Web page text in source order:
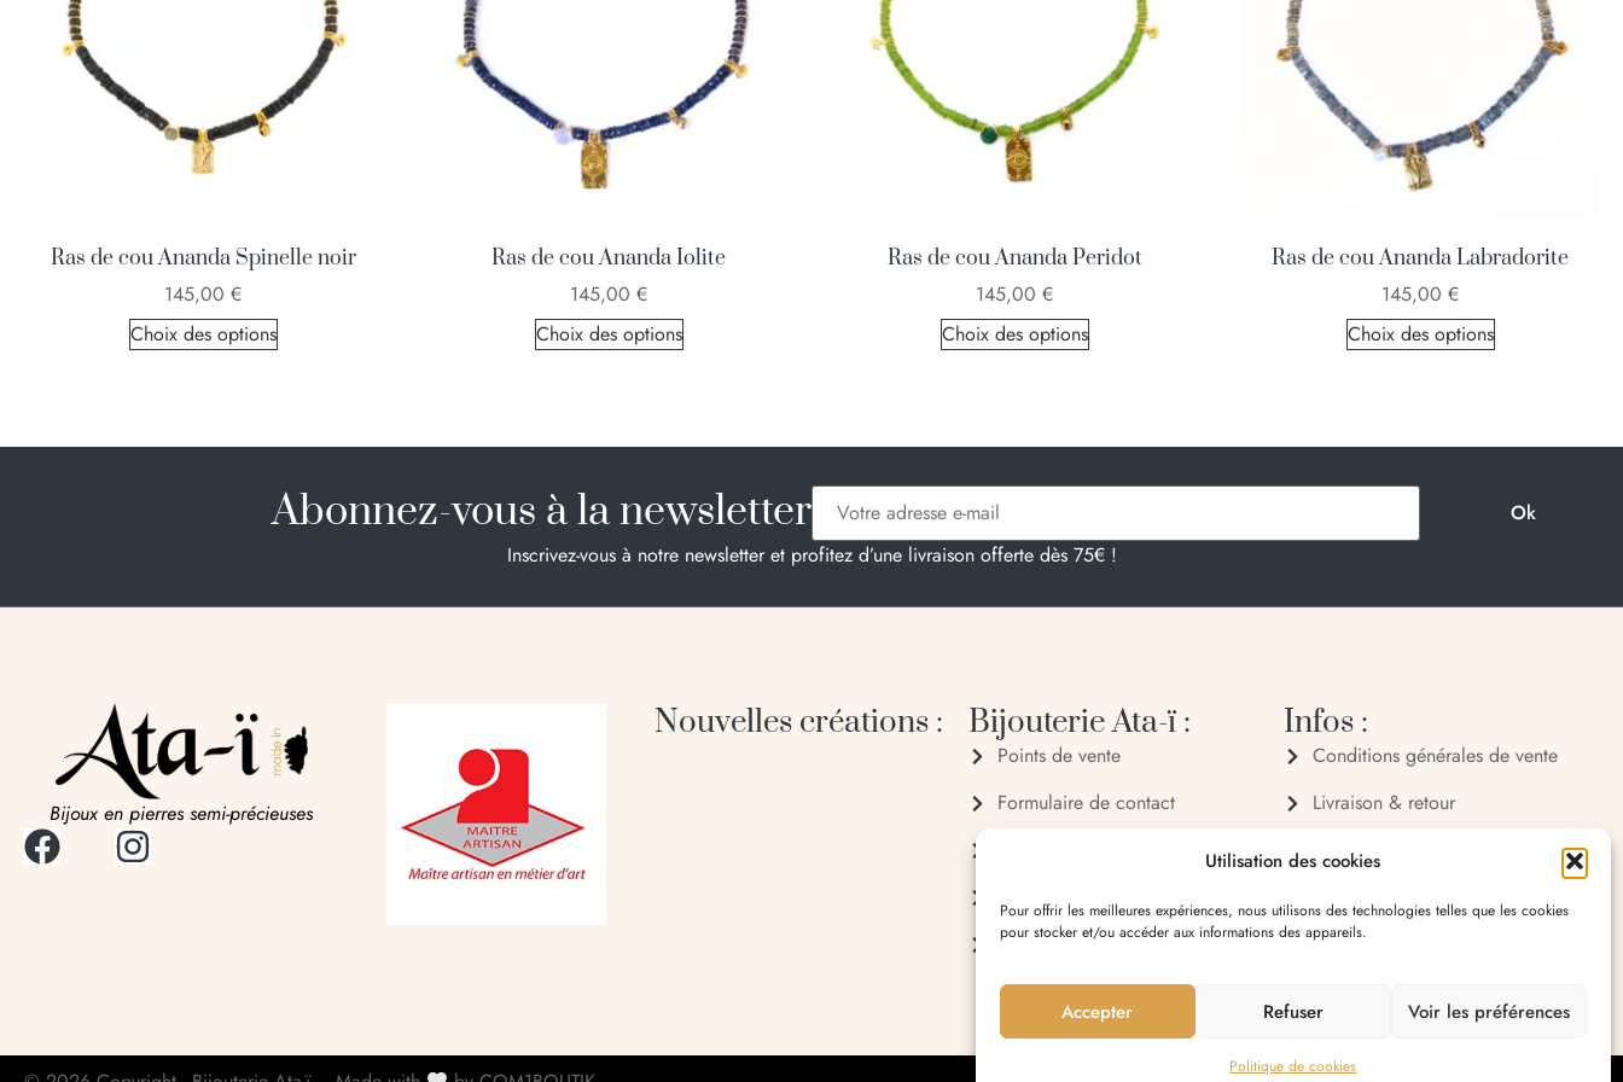
Utilisation des cookies
Pour offrir les meilleures expériences, nous utilisons des technologies telles que les cookies
pour stocker et/ou accéder aux informations des appareils.
Accepter Refuser Voir les préférences
Politique de cookies
Ras de cou Ananda Spinelle noir
145,00 €
Choix des options
Ras de cou Ananda Iolite
145,00 €
Choix des options
Ras de cou Ananda Peridot
145,00 €
Choix des options
Ras de cou Ananda Labradorite
145,00 €
Choix des options
Abonnez-vous à la newsletter
Inscrivez-vous à notre newsletter et profitez d’une livraison offerte dès 75€ !
Bijoux en pierres semi-précieuses
Nouvelles créations : Bijouterie Ata-ï :
Points de vente
Formulaire de contact
06 20 88 32 65
Entrée du village 20119 Bastelica
Infos :
Conditions générales de vente
Livraison & retour
Politique de confidentialité
Mentions légales